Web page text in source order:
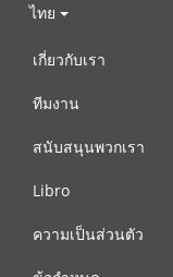
ไทย
เกี่ยวกับเรา
ทีมงาน
สนับสนุนพวกเรา
Libro
ความเป็นส่วนตัว